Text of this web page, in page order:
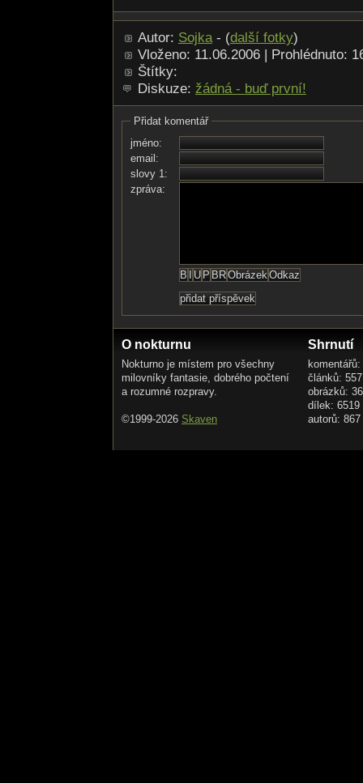
Autor: Sojka - (další fotky)
Vloženo: 11.06.2006 | Prohlédnuto:
Štítky:
Diskuze: žádná - buď první!
Přidat komentář
jméno:
email:
slovy 1:
zpráva:
O nokturnu
Nokturno je místem pro všechny
milovníky fantasie, dobrého počtení
a rozumné rozpravy.
©1999-2026 Skaven
Shrnutí
komentářů:
článků: 557
obrázků:
dílek: 6519
autorů: 867